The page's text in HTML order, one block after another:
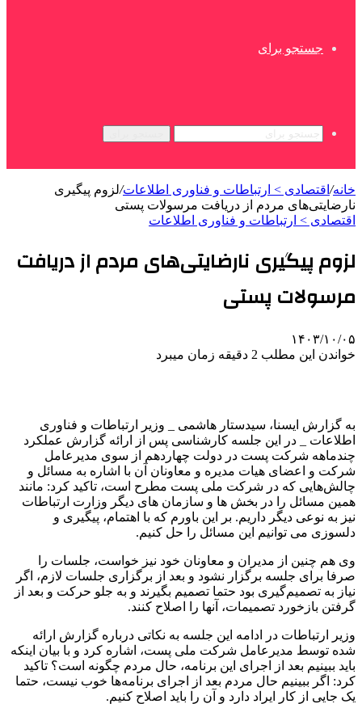
جستجو برای
خانه/ اقتصادی > ارتباطات و فناوری اطلاعات/لزوم پیگیری
نارضایتی‌های مردم از دریافت مرسولات پستی
اقتصادی > ارتباطات و فناوری اطلاعات
لزوم پیگیری نارضایتی‌های مردم از دریافت
مرسولات پستی
۱۴۰۳/۱۰/۰۵
خواندن این مطلب 2 دقیقه زمان میبرد
به گزارش ایسنا، سیدستار هاشمی _ وزیر ارتباطات و فناوری
اطلاعات _ در این جلسه کارشناسی پس از ارائه گزارش عملکرد
چندماهه شرکت پست در دولت چهاردهم از سوی مدیرعامل
شرکت و اعضای هیات مدیره و معاونان آن با اشاره به مسائل و
چالش‌هایی که در شرکت ملی پست مطرح است، تاکید کرد: مانند
همین مسائل را در بخش ها و سازمان های دیگر وزارت ارتباطات
نیز به نوعی دیگر داریم. بر این باورم که با اهتمام، پیگیری و
دلسوزی می توانیم این مسائل را حل کنیم.
وی هم چنین از مدیران و معاونان خود نیز خواست، جلسات را
صرفا برای جلسه برگزار نشود و بعد از برگزاری جلسات لازم، اگر
نیاز به تصمیم‌گیری بود حتما تصمیم بگیرند و به جلو حرکت و بعد از
گرفتن بازخورد تصمیمات، آنها را اصلاح کنند.
وزیر ارتباطات در ادامه این جلسه به نکاتی درباره گزارش ارائه
شده توسط مدیرعامل شرکت ملی پست، اشاره کرد و با بیان اینکه
باید ببینیم بعد از اجرای این برنامه، حال مردم چگونه است؟ تاکید
کرد: اگر ببینیم حال مردم بعد از اجرای برنامه‌ها خوب نیست، حتما
یک جایی از کار ایراد دارد و آن را باید اصلاح کنیم.